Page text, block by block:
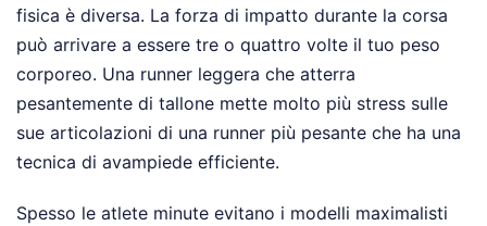
fisica è diversa. La forza di impatto durante la corsa
può arrivare a essere tre o quattro volte il tuo peso
corporeo. Una runner leggera che atterra
pesantemente di tallone mette molto più stress sulle
sue articolazioni di una runner più pesante che ha una
tecnica di avampiede efficiente.
Spesso le atlete minute evitano i modelli maximalisti